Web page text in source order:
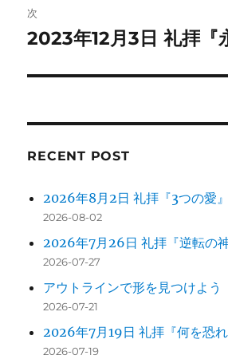
ゲ
ー
シ
ン
次
次
投
2023年12月3日 礼拝『
RECENT POST
2026年8月2日 礼拝『3つの愛』
2026-08-02
2026年7月26日 礼拝『逆転の神
2026-07-27
アウトラインで形を見つけよう
2026-07-21
2026年7月19日 礼拝『何を恐れ
2026-07-19